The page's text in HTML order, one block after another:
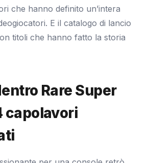
che hanno definito un’intera
E il catalogo di lancio
titoli che hanno fatto la storia
Rare Super
capolavori